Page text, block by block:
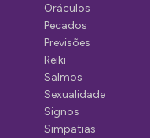
Oráculos
Pecados
Previsões
Reiki
Salmos
Sexualidade
Signos
Simpatias